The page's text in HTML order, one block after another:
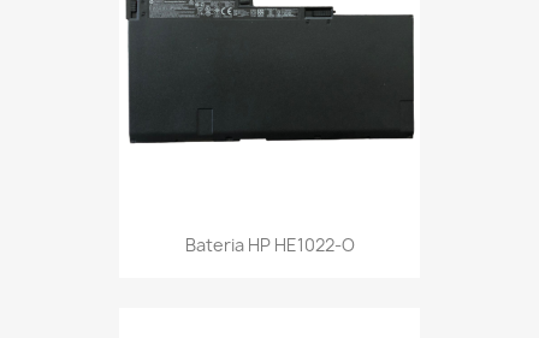
Bateria HP HE1022-O